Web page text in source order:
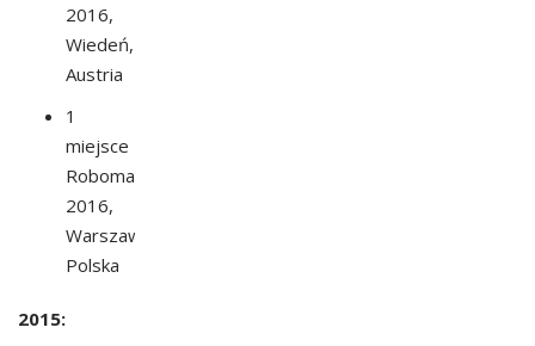
2016,
Wiedeń,
Austria
1
miejsce
Robomaticon
2016,
Warszawa,
Polska
2015: